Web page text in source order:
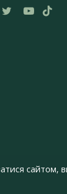
сайтом,